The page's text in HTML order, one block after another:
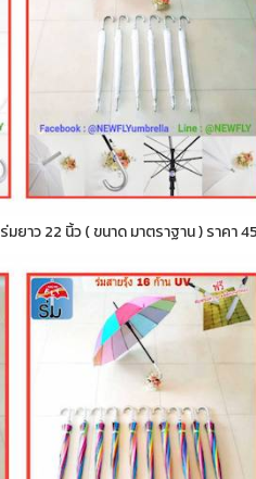
ร่มยาว 22 นิ้ว ( ขนาด มาตราฐาน ) ราคา